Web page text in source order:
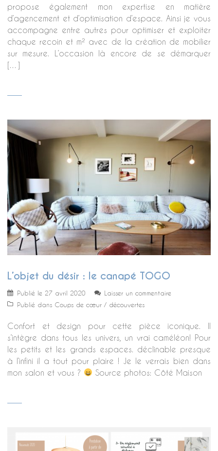
propose également mon expertise en matière
d’agencement et d’optimisation d’espace. Ainsi je vous
accompagne entre autres pour optimiser et exploiter
chaque recoin et m² avec de la création de mobilier
sur mesure. L’occasion là encore de se démarquer
[…]
L’objet du désir : le canapé TOGO
Publié le 27 avril 2020
Laisser un commentaire
Publié dans Coups de cœur / découvertes
Confort et design pour cette pièce iconique. Il
s’intègre dans tous les univers, un vrai caméléon! Pour
les petits et les grands espaces. déclinable presque
à l’infini il a tout pour plaire ! Je le verrais bien dans
mon salon et vous ?
Source photos: Côté Maison